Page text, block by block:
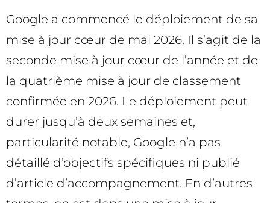
Google a commencé le déploiement de sa
mise à jour cœur de mai 2026. Il s’agit de la
seconde mise à jour cœur de l’année et de
la quatrième mise à jour de classement
confirmée en 2026. Le déploiement peut
durer jusqu’à deux semaines et,
particularité notable, Google n’a pas
détaillé d’objectifs spécifiques ni publié
d’article d’accompagnement. En d’autres